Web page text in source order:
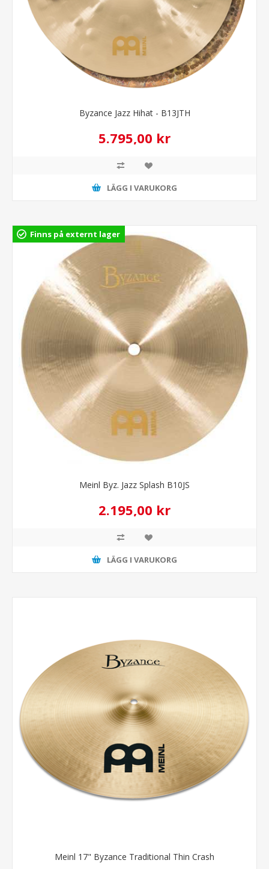
Byzance Jazz Hihat - B13JTH
5.795,00 kr
LÄGG I VARUKORG
Finns på externt lager
Meinl Byz. Jazz Splash B10JS
2.195,00 kr
LÄGG I VARUKORG
Meinl 17" Byzance Traditional Thin Crash